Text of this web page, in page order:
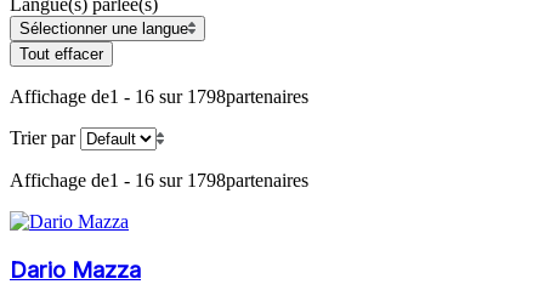
Langue(s) parlée(s)
Sélectionner une langue
Tout effacer
Affichage de1 - 16 sur 1798partenaires
Trier par
Affichage de1 - 16 sur 1798partenaires
Dario Mazza